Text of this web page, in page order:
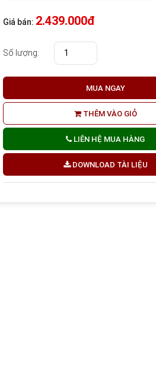
Giá bán: 2.439.000đ
Số lượng:
MUA NGAY
THÊM VÀO GIỎ
LIÊN HỆ MUA HÀNG
DOWNLOAD TÀI LIỆU